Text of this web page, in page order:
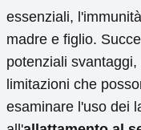
essenziali,
madre e figlio.
potenziali
limitazioni che
esaminare l'uso dei